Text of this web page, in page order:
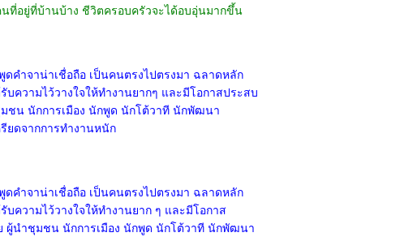
ที่อยู่ที่บ้านบ้าง ชีวิตครอบครัวจะได้อบอุ่นมากขึ้น
คำจาน่าเชื่อถือ เป็นคนตรงไปตรงมา ฉลาดหลัก
วามไว้วางใจให้ทำงานยากๆ และมีโอกาสประสบ
มชน นักการเมือง นักพูด นักโต้วาที นักพัฒนา
ยดจากการทำงานหนัก
คำจาน่าเชื่อถือ เป็นคนตรงไปตรงมา ฉลาดหลัก
ความไว้วางใจให้ทำงานยาก ๆ และมีโอกาส
ผู้นำชุมชน นักการเมือง นักพูด นักโต้วาที นักพัฒนา